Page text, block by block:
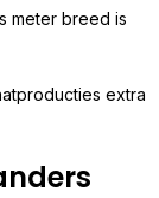
meter breed is
extra